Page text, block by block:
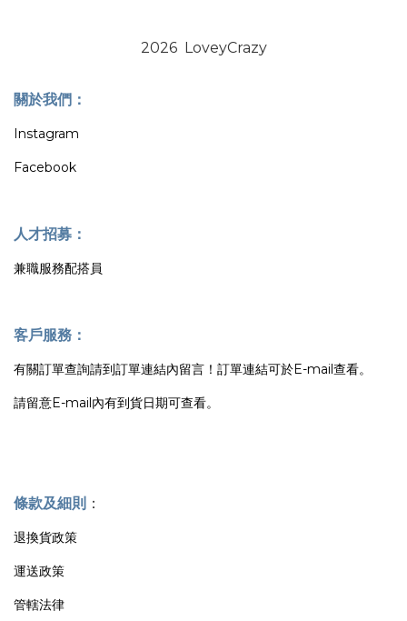
2026 LoveyCrazy
關於我們：
Instagram
Facebook
人才招募：
兼職服務配搭員
客戶服務：
有關訂單查詢請到訂單連結內留言！訂單連結可於E-mail查看。
請留意E-mail內有到貨日期可查看。
條款及細則 ：
退換貨政策
運送政策
管轄法律